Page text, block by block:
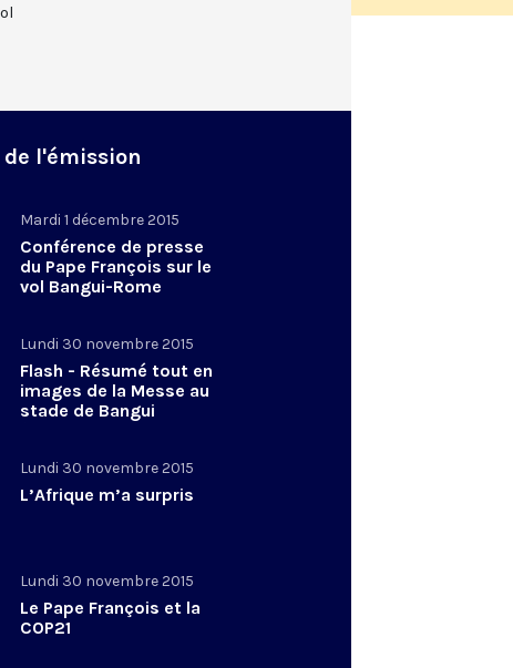
l'émission
Mardi 1 décembre 2015
Conférence de presse
du Pape François sur le
vol Bangui-Rome
Lundi 30 novembre 2015
Flash - Résumé tout en
images de la Messe au
stade de Bangui
Lundi 30 novembre 2015
L’Afrique m’a surpris
Lundi 30 novembre 2015
Le Pape François et la
COP21